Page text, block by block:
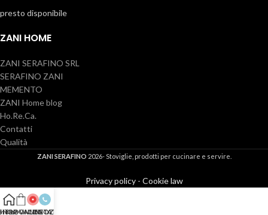
presto disponibile
ZANI HOME
ZANI SERAFINO SRL
SERAFINO ZANI
MEMENTO
ZANI Home blog
Ho.Re.Ca.
Contatti
Qualità
ZANI SERAFINO 2026- Stoviglie, prodotti per cucinare e servire.
Privacy policy- Cookie law
HomeONLINE
TROVA NEGOZIO
CONTATTI